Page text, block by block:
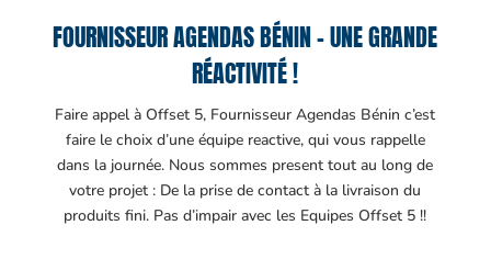
FOURNISSEUR AGENDAS BÉNIN – UNE GRANDE
RÉACTIVITÉ !
Faire appel à Offset 5, Fournisseur Agendas Bénin c’est
faire le choix d’une équipe reactive, qui vous rappelle
dans la journée. Nous sommes present tout au long de
votre projet : De la prise de contact à la livraison du
produits fini. Pas d’impair avec les Equipes Offset 5 !!